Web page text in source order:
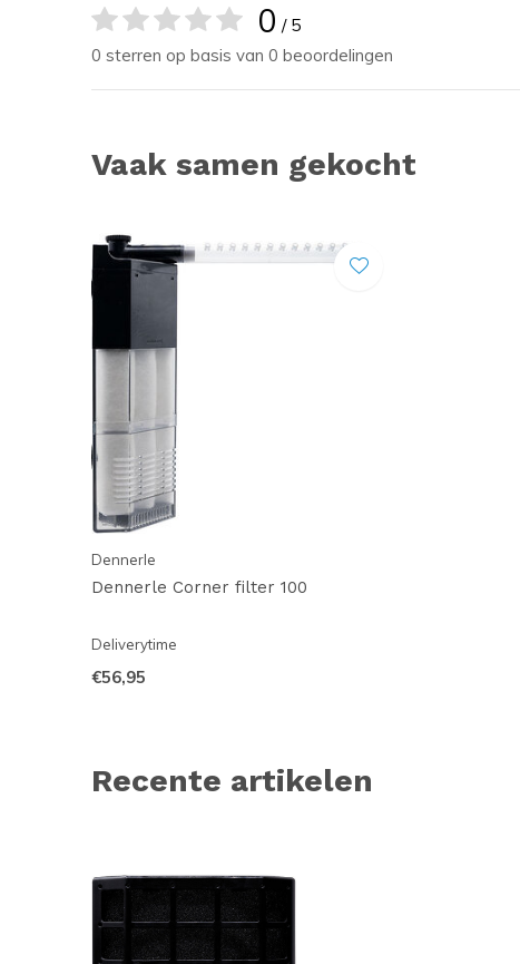
0 / 5
0 sterren op basis van 0 beoordelingen
Vaak samen gekocht
Dennerle
Dennerle Corner filter 100
Deliverytime
€56,95
Recente artikelen